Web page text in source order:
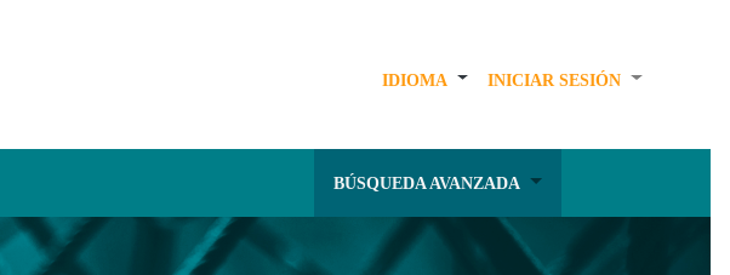
IDIOMA INICIAR SESIÓN
BÚSQUEDA AVANZADA